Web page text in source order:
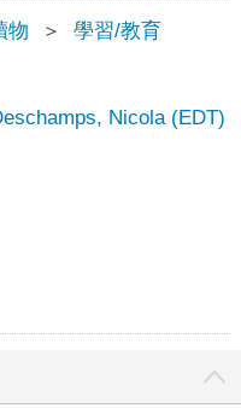
物 ＞ 學習/教育
Nicola (EDT)